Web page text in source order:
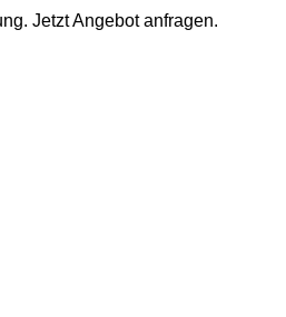
Jetzt Angebot anfragen.